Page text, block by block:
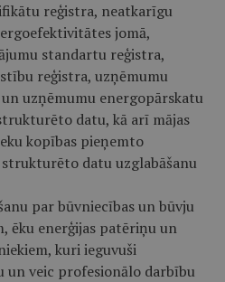
reģistra, neatkarīgu
jomā,
standartu reģistra,
reģistra, uzņēmumu
uzņēmumu energopārskatu
datu, kā arī mājas
kopības pieņemto
datu uzglabāšanu
par būvniecības un būvju
ēku enerģijas patēriņu un
kuri ieguvuši
un veic profesionālo darbību